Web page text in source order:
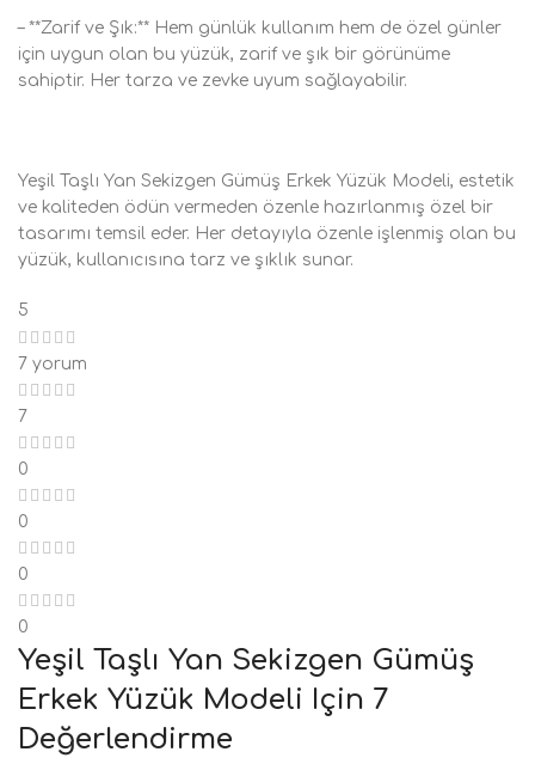
– **Zarif ve Şık:** Hem günlük kullanım hem de özel günler
için uygun olan bu yüzük, zarif ve şık bir görünüme
sahiptir. Her tarza ve zevke uyum sağlayabilir.
Yeşil Taşlı Yan Sekizgen Gümüş Erkek Yüzük Modeli, estetik
ve kaliteden ödün vermeden özenle hazırlanmış özel bir
tasarımı temsil eder. Her detayıyla özenle işlenmiş olan bu
yüzük, kullanıcısına tarz ve şıklık sunar.
5
7 yorum
7
0
0
0
0
Yeşil Taşlı Yan Sekizgen Gümüş
Erkek Yüzük Modeli Için 7
Değerlendirme